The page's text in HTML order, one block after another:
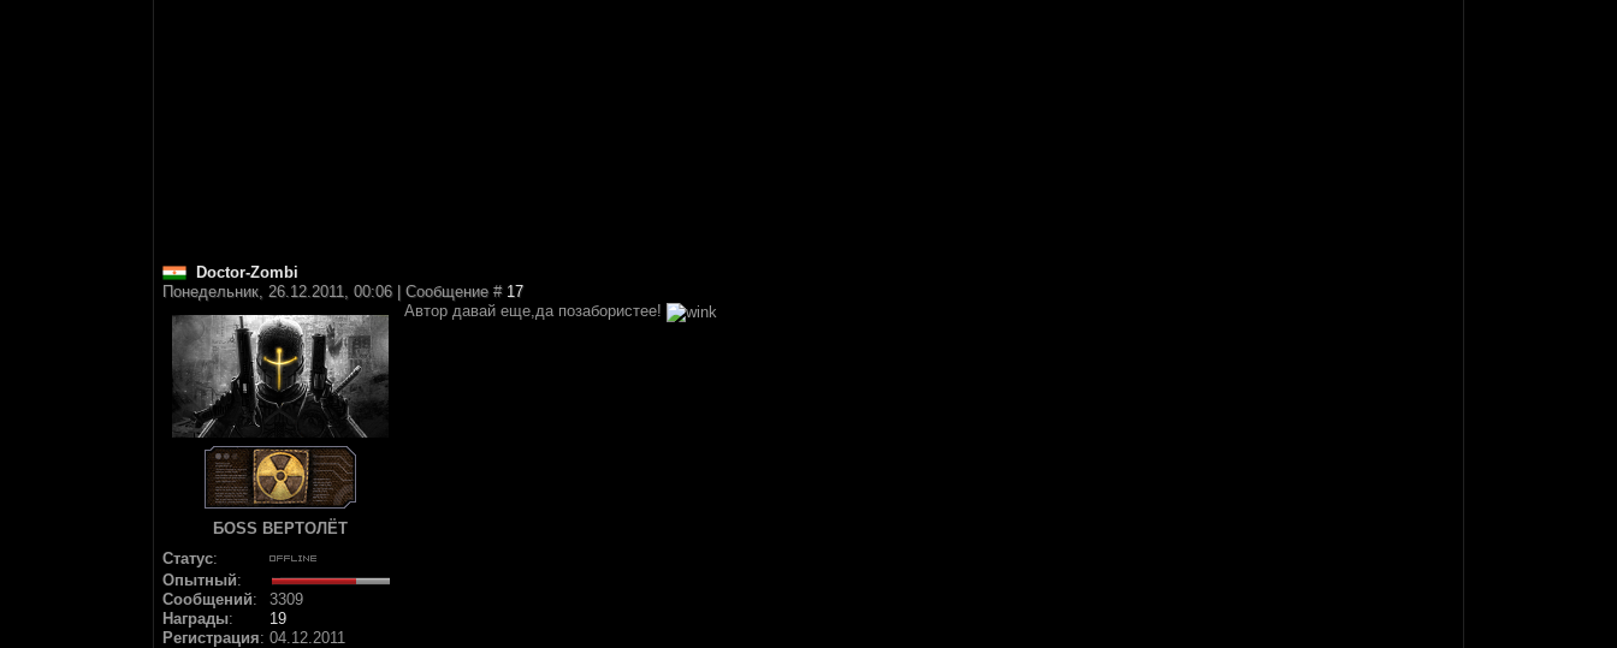
Doctor-Zombi
Понедельник, 26.12.2011, 00:06 | Сообщение # 17
БОSS ВЕРТОЛЁТ
Статус:
Опытный:
Сообщений:
3309
Награды:
19
Регистрация: 04.12.2011
Автор давай еще,да позабористее!